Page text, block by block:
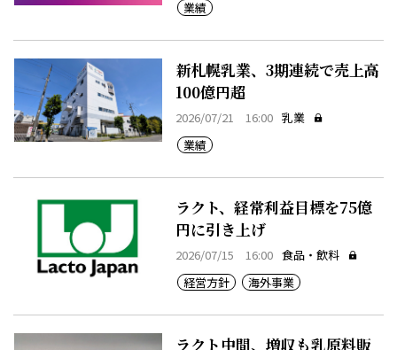
業績
新札幌乳業、3期連続で売上高
100億円超
2026/07/21 16:00 乳業
業績
ラクト、経常利益目標を75億
円に引き上げ
2026/07/15 16:00 食品・飲料
経営方針
海外事業
ラクト中間、増収も乳原料販